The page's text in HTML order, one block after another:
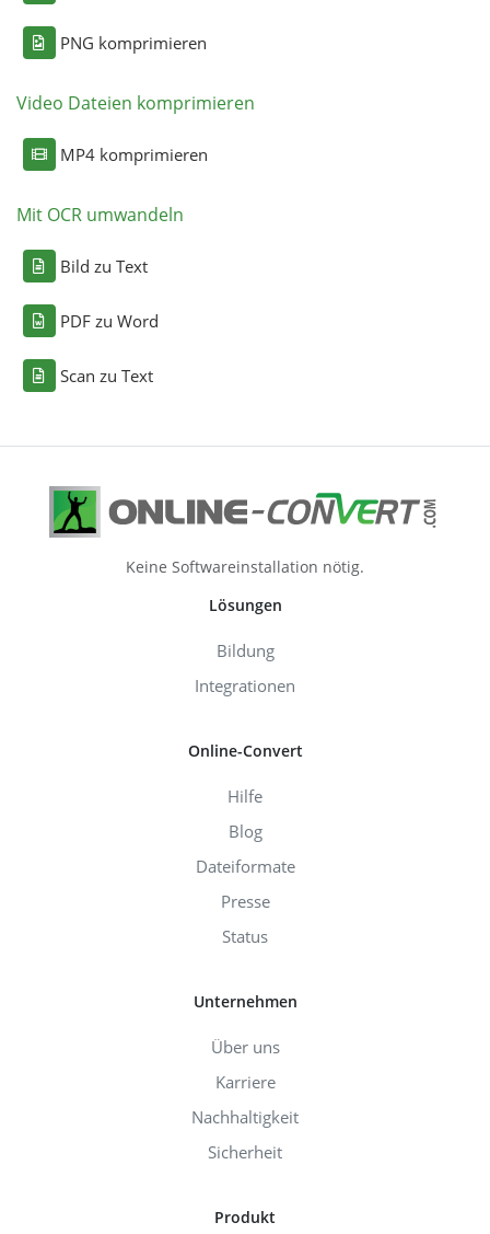
PNG komprimieren
Video Dateien komprimieren
MP4 komprimieren
Mit OCR umwandeln
Bild zu Text
PDF zu Word
Scan zu Text
Keine Softwareinstallation nötig.
Lösungen
Bildung
Integrationen
Online-Convert
Hilfe
Blog
Dateiformate
Presse
Status
Unternehmen
Über uns
Karriere
Nachhaltigkeit
Sicherheit
Produkt